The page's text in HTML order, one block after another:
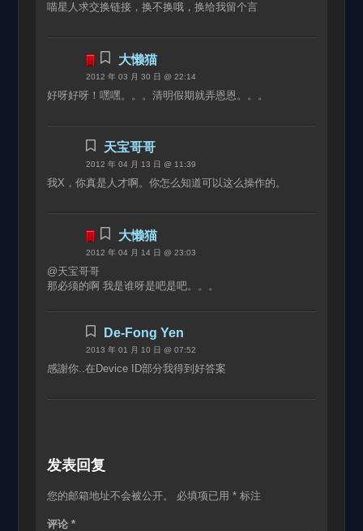
喵星人求交换链接，换不换哦，换给我留个言
大懒猫
2012 年 03 月 30 日 @ 22:14
好呀好呀！嘿嘿。。。清明假期就弄恩恩。。。
天宝哥哥
2012 年 04 月 13 日 @ 11:39
我X，你真是人才啊。你怎么知道可以这么操作的。
大懒猫
2012 年 04 月 14 日 @ 23:03
@天宝哥哥
那必须的啊 我是谁呀是吧是吧。。。
De-Fong Yen
2013 年 01 月 10 日 @ 07:52
感謝你..在Device ID部分我得到好答案
发表回复
您的邮箱地址不会被公开。 必填项已用 *标注
评论 *